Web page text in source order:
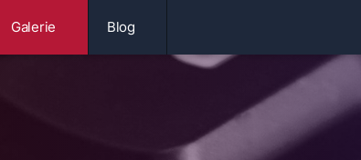
Galerie Blog